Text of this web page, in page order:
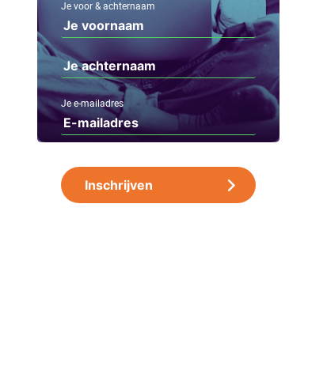
Je voor & achternaam
Je e-mailadres